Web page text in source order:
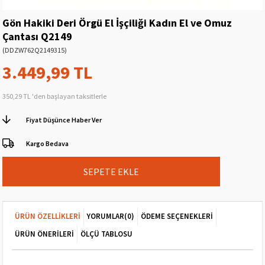
Gön Hakiki Deri Örgü El İşçiliği Kadın El ve Omuz
Çantası Q2149
(DDZW762Q2149315)
3.449,99 TL
350,29 TL 'den başlayan taksitlerle
Fiyat Düşünce Haber Ver
Kargo Bedava
ÜRÜN ÖZELLIKLERI YORUMLAR(0)
ÖDEME SEÇENEKLERI
ÜRÜN ÖNERILERI
ÖLÇÜ TABLOSU